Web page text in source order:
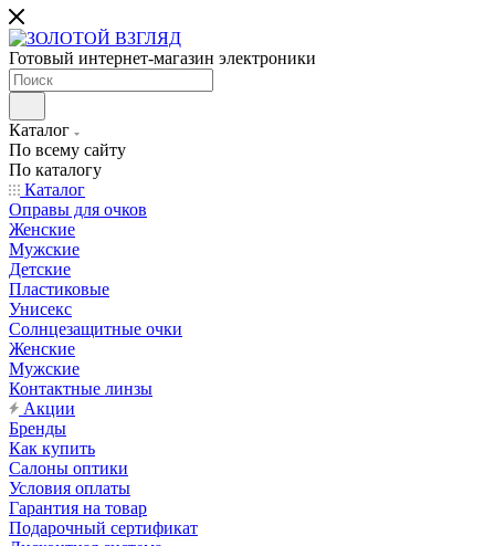
Готовый интернет-магазин электроники
Каталог
По всему сайту
По каталогу
Каталог
Оправы для очков
Женские
Мужские
Детские
Пластиковые
Унисекс
Солнцезащитные очки
Женские
Мужские
Контактные линзы
Акции
Бренды
Как купить
Салоны оптики
Условия оплаты
Гарантия на товар
Подарочный сертификат